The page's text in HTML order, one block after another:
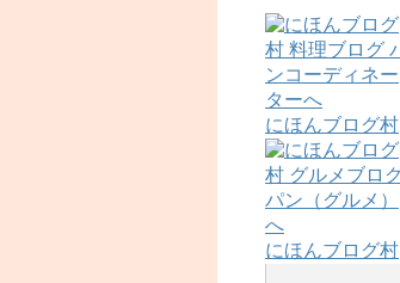
にほんブログ村
にほんブログ村